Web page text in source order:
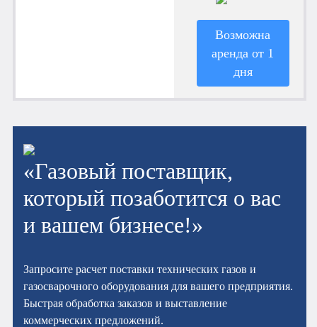
Возможна
аренда от 1
дня
«Газовый поставщик,
который позаботится о вас
и вашем бизнесе!»
Запросите расчет поставки технических газов и
газосварочного оборудования для вашего предприятия.
Быстрая обработка заказов и выставление
коммерческих предложений.